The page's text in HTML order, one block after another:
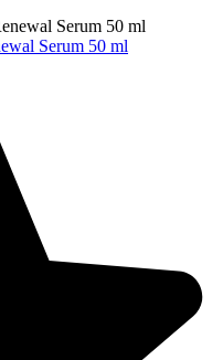
Serum 50 ml